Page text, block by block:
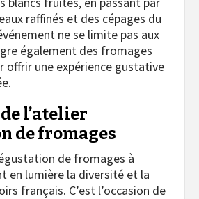
raffinés et des cépages du
ne se limite pas aux
également des fromages
offrir une expérience gustative
l’atelier
de fromages
de fromages à
en lumière la diversité et la
français. C’est l’occasion de